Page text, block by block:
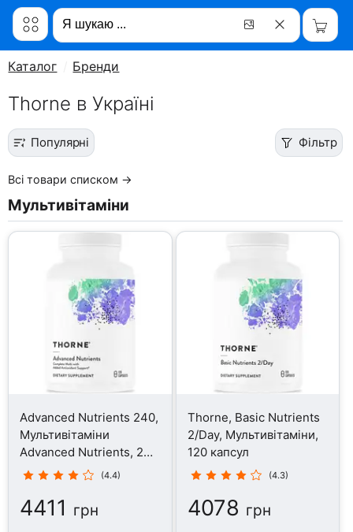
Каталог Бренди
Thorne в Україні
Популярні Фільтр
Всі товари списком →
Мультивітаміни
Advanced Nutrients 240,
Мультивітаміни
Advanced Nutrients, 240
капсул
(4.4)
4411 грн
Thorne, Basic Nutrients
2/Day, Мультивітаміни,
120 капсул
(4.3)
4078 грн